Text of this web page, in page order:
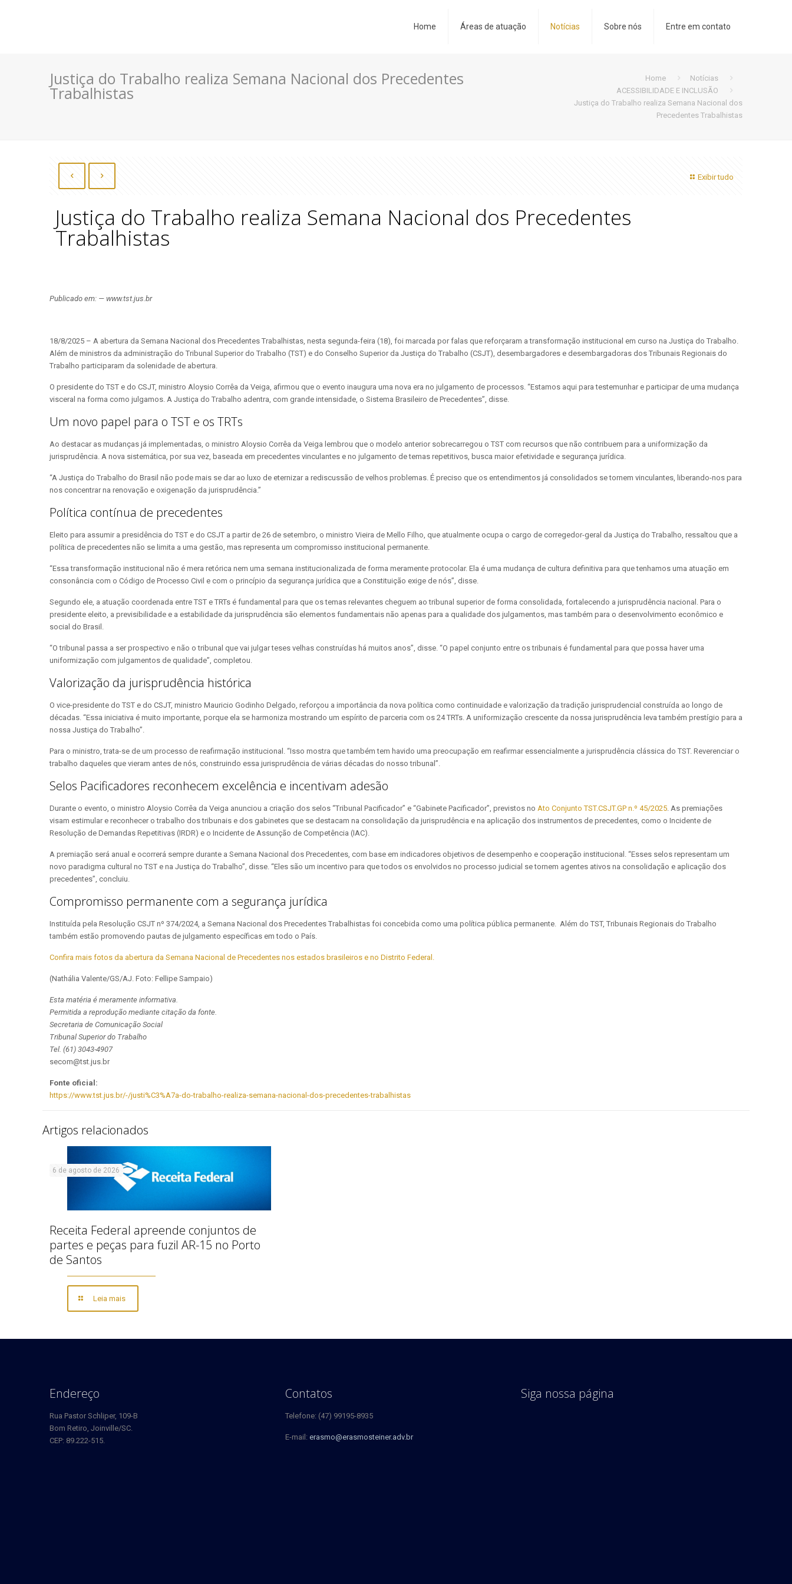
Home Áreas de atuação Notícias Sobre nós Entre em contato
Justiça do Trabalho realiza Semana Nacional dos Precedentes
Trabalhistas
Home
Notícias
ACESSIBILIDADE E INCLUSÃO
Justiça do Trabalho realiza Semana Nacional dos
Precedentes Trabalhistas
Exibir tudo
Justiça do Trabalho realiza Semana Nacional dos Precedentes
Trabalhistas
Publicado em: — www.tst.jus.br
18/8/2025 – A abertura da Semana Nacional dos Precedentes Trabalhistas, nesta segunda-feira (18), foi marcada por falas que reforçaram a transformação institucional em curso na Justiça do Trabalho.
Além de ministros da administração do Tribunal Superior do Trabalho (TST) e do Conselho Superior da Justiça do Trabalho (CSJT), desembargadores e desembargadoras dos Tribunais Regionais do
Trabalho participaram da solenidade de abertura.
O presidente do TST e do CSJT, ministro Aloysio Corrêa da Veiga, afirmou que o evento inaugura uma nova era no julgamento de processos. “Estamos aqui para testemunhar e participar de uma mudança
visceral na forma como julgamos. A Justiça do Trabalho adentra, com grande intensidade, o Sistema Brasileiro de Precedentes”, disse.
Um novo papel para o TST e os TRTs
Ao destacar as mudanças já implementadas, o ministro Aloysio Corrêa da Veiga lembrou que o modelo anterior sobrecarregou o TST com recursos que não contribuem para a uniformização da
jurisprudência. A nova sistemática, por sua vez, baseada em precedentes vinculantes e no julgamento de temas repetitivos, busca maior efetividade e segurança jurídica.
“A Justiça do Trabalho do Brasil não pode mais se dar ao luxo de eternizar a rediscussão de velhos problemas. É preciso que os entendimentos já consolidados se tornem vinculantes, liberando-nos para
nos concentrar na renovação e oxigenação da jurisprudência.”
Política contínua de precedentes
Eleito para assumir a presidência do TST e do CSJT a partir de 26 de setembro, o ministro Vieira de Mello Filho, que atualmente ocupa o cargo de corregedor-geral da Justiça do Trabalho, ressaltou que a
política de precedentes não se limita a uma gestão, mas representa um compromisso institucional permanente.
“Essa transformação institucional não é mera retórica nem uma semana institucionalizada de forma meramente protocolar. Ela é uma mudança de cultura definitiva para que tenhamos uma atuação em
consonância com o Código de Processo Civil e com o princípio da segurança jurídica que a Constituição exige de nós”, disse.
Segundo ele, a atuação coordenada entre TST e TRTs é fundamental para que os temas relevantes cheguem ao tribunal superior de forma consolidada, fortalecendo a jurisprudência nacional. Para o
presidente eleito, a previsibilidade e a estabilidade da jurisprudência são elementos fundamentais não apenas para a qualidade dos julgamentos, mas também para o desenvolvimento econômico e
social do Brasil.
“O tribunal passa a ser prospectivo e não o tribunal que vai julgar teses velhas construídas há muitos anos”, disse. “O papel conjunto entre os tribunais é fundamental para que possa haver uma
uniformização com julgamentos de qualidade”, completou.
Valorização da jurisprudência histórica
O vice-presidente do TST e do CSJT, ministro Mauricio Godinho Delgado, reforçou a importância da nova política como continuidade e valorização da tradição jurisprudencial construída ao longo de
décadas. “Essa iniciativa é muito importante, porque ela se harmoniza mostrando um espírito de parceria com os 24 TRTs. A uniformização crescente da nossa jurisprudência leva também prestígio para a
nossa Justiça do Trabalho”.
Para o ministro, trata-se de um processo de reafirmação institucional. “Isso mostra que também tem havido uma preocupação em reafirmar essencialmente a jurisprudência clássica do TST. Reverenciar o
trabalho daqueles que vieram antes de nós, construindo essa jurisprudência de várias décadas do nosso tribunal”.
Selos Pacificadores reconhecem excelência e incentivam adesão
Durante o evento, o ministro Aloysio Corrêa da Veiga anunciou a criação dos selos “Tribunal Pacificador” e “Gabinete Pacificador”, previstos no Ato Conjunto TST.CSJT.GP n.º 45/2025. As premiações
visam estimular e reconhecer o trabalho dos tribunais e dos gabinetes que se destacam na consolidação da jurisprudência e na aplicação dos instrumentos de precedentes, como o Incidente de
Resolução de Demandas Repetitivas (IRDR) e o Incidente de Assunção de Competência (IAC).
A premiação será anual e ocorrerá sempre durante a Semana Nacional dos Precedentes, com base em indicadores objetivos de desempenho e cooperação institucional. “Esses selos representam um
novo paradigma cultural no TST e na Justiça do Trabalho”, disse. “Eles são um incentivo para que todos os envolvidos no processo judicial se tornem agentes ativos na consolidação e aplicação dos
precedentes”, concluiu.
Compromisso permanente com a segurança jurídica
Instituída pela Resolução CSJT nº 374/2024, a Semana Nacional dos Precedentes Trabalhistas foi concebida como uma política pública permanente. Além do TST, Tribunais Regionais do Trabalho
também estão promovendo pautas de julgamento específicas em todo o País.
Confira mais fotos da abertura da Semana Nacional de Precedentes nos estados brasileiros e no Distrito Federal.
(Nathália Valente/GS/AJ. Foto: Fellipe Sampaio)
Esta matéria é meramente informativa.
Permitida a reprodução mediante citação da fonte.
Secretaria de Comunicação Social
Tribunal Superior do Trabalho
Tel. (61) 3043-4907
secom@tst.jus.br
Fonte oficial:
https://www.tst.jus.br/-/justi%C3%A7a-do-trabalho-realiza-semana-nacional-dos-precedentes-trabalhistas
Artigos relacionados
6 de agosto de 2026
Receita Federal apreende conjuntos de
partes e peças para fuzil AR-15 no Porto
de Santos
Leia mais
Endereço
Rua Pastor Schliper, 109-B
Bom Retiro, Joinville/SC.
CEP: 89.222-515.
Contatos
Telefone: (47) 99195-8935
E-mail: erasmo@erasmosteiner.adv.br
Siga nossa página